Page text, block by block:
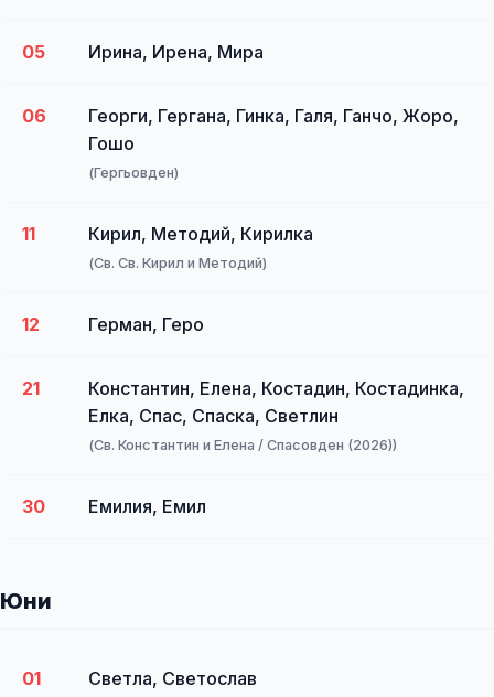
05 Ирина, Ирена, Мира
06
Георги, Гергана, Гинка, Галя, Ганчо, Жоро,
Гошо
(Гергьовден)
11 Кирил, Методий, Кирилкa
(Св. Св. Кирил и Методий)
12 Герман, Геро
21
Константин, Елена, Костадин, Костадинка,
Елка, Спас, Спаска, Светлин
(Св. Константин и Елена / Спасовден (2026))
30 Емилия, Емил
Юни
01 Светла, Светослав